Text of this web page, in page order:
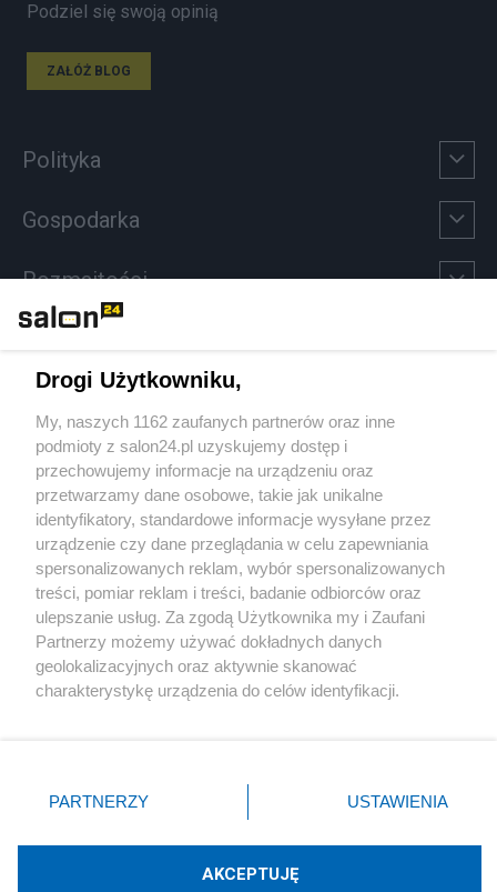
Podziel się swoją opinią
ZAŁÓŻ BLOG
Polityka
Gospodarka
Rozmaitości
Sport
Społeczeństwo
Kultura
X Facebook Instagram Youtube
Drogi Użytkowniku,
My, naszych 1162 zaufanych partnerów oraz inne
podmioty z salon24.pl uzyskujemy dostęp i
przechowujemy informacje na urządzeniu oraz
przetwarzamy dane osobowe, takie jak unikalne
identyfikatory, standardowe informacje wysyłane przez
urządzenie czy dane przeglądania w celu zapewniania
spersonalizowanych reklam, wybór spersonalizowanych
treści, pomiar reklam i treści, badanie odbiorców oraz
ulepszanie usług. Za zgodą Użytkownika my i Zaufani
Partnerzy możemy używać dokładnych danych
geolokalizacyjnych oraz aktywnie skanować
charakterystykę urządzenia do celów identyfikacji.
zmienić/wycofać klikając przycisk ustawień prywatności
znajdujący się w lewym dolnym rogu strony
rodzaje przetwarzania danych nie wymagają zgody
użytkownika, ale masz prawo sprzeciwić się takiemu
PARTNERZY USTAWIENIA
AKCEPTUJĘ